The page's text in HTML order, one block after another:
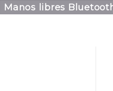
Manos libres